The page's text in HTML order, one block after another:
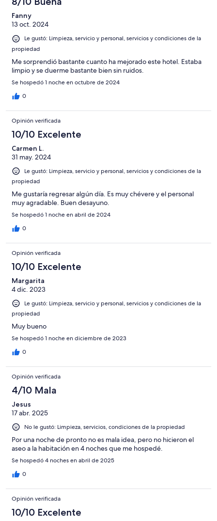
Fanny
13 oct. 2024
Le gustó: Limpieza, servicio y personal, servicios y condiciones de la
propiedad
Me sorprendió bastante cuanto ha mejorado este hotel. Estaba
limpio y se duerme bastante bien sin ruidos.
Se hospedó 1 noche en octubre de 2024
0
Opinión verificada
10/10 Excelente
Carmen L.
31 may. 2024
Le gustó: Limpieza, servicio y personal, servicios y condiciones de la
propiedad
Me gustaría regresar algún día. Es muy chévere y el personal
muy agradable. Buen desayuno.
Se hospedó 1 noche en abril de 2024
0
Opinión verificada
10/10 Excelente
Margarita
4 dic. 2023
Le gustó: Limpieza, servicio y personal, servicios y condiciones de la
propiedad
Muy bueno
Se hospedó 1 noche en diciembre de 2023
0
Opinión verificada
4/10 Mala
Jesus
17 abr. 2025
No le gustó: Limpieza, servicios, condiciones de la propiedad
Por una noche de pronto no es mala idea, pero no hicieron el
aseo a la habitación en 4 noches que me hospedé.
Se hospedó 4 noches en abril de 2025
0
Opinión verificada
10/10 Excelente